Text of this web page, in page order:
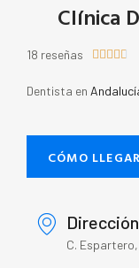
Clínica
18 reseñas     
Dentista en
CÓMO LLEGAR
Dirección
C.